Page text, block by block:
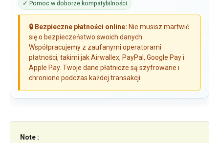
✓ Pomoc w doborze kompatybilności
🔒 Bezpieczne płatności online: Nie musisz martwić
się o bezpieczeństwo swoich danych.
Współpracujemy z zaufanymi operatorami
płatności, takimi jak Airwallex, PayPal, Google Pay i
Apple Pay. Twoje dane płatnicze są szyfrowane i
chronione podczas każdej transakcji.
Note :